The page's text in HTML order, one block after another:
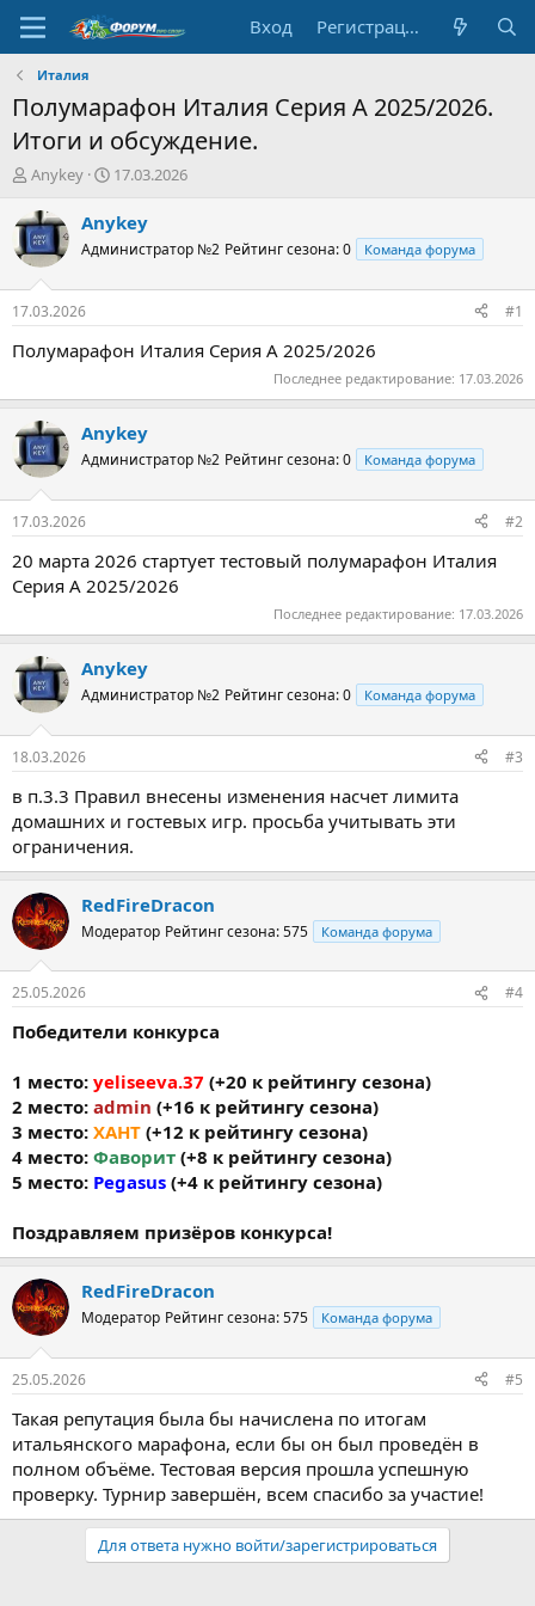
Вход Регистрация
Италия
Полумарафон Италия Серия A 2025/2026.
Итоги и обсуждение.
А
т
о
р
т
е
м
ы
Anykey
Д
т
н
а
л
17.03.2026
Anykey
Администратор №2 Рейтинг сезона: 0 Команда форума
17.03.2026 #1
Полумарафон Италия Серия A 2025/2026
Последнее редактирование: 17.03.2026
Anykey
Администратор №2 Рейтинг сезона: 0 Команда форума
17.03.2026 #2
20 марта 2026 стартует тестовый полумарафон Италия
Серия A 2025/2026
Последнее редактирование: 17.03.2026
Anykey
Администратор №2 Рейтинг сезона: 0 Команда форума
18.03.2026 #3
в п.3.3 Правил внесены изменения насчет лимита
домашних и гостевых игр. просьба учитывать эти
ограничения.
RedFireDracon
Модератор Рейтинг сезона: 575 Команда форума
25.05.2026 #4
Победители конкурса
1 место: yeliseeva.37 (+20 к рейтингу сезона)
2 место: admin (+16 к рейтингу сезона)
3 место: ХАНТ (+12 к рейтингу сезона)
4 место: Фаворит (+8 к рейтингу сезона)
5 место: Pegasus (+4 к рейтингу сезона)
Поздравляем призёров конкурса!
RedFireDracon
Модератор Рейтинг сезона: 575 Команда форума
25.05.2026 #5
Такая репутация была бы начислена по итогам
итальянского марафона, если бы он был проведён в
полном объёме. Тестовая версия прошла успешную
проверку. Турнир завершён, всем спасибо за участие!
Для ответа нужно войти/зарегистрироваться